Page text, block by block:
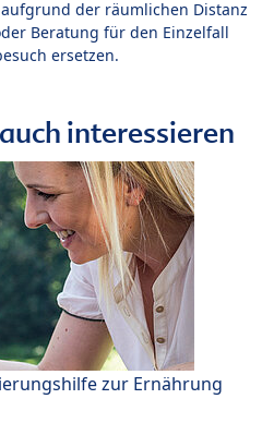
der räumlichen Distanz
Beratung für den Einzelfall
ersetzen.
interessieren
zur Ernährung